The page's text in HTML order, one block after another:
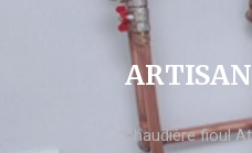
ARTISAN
chaudière fioul